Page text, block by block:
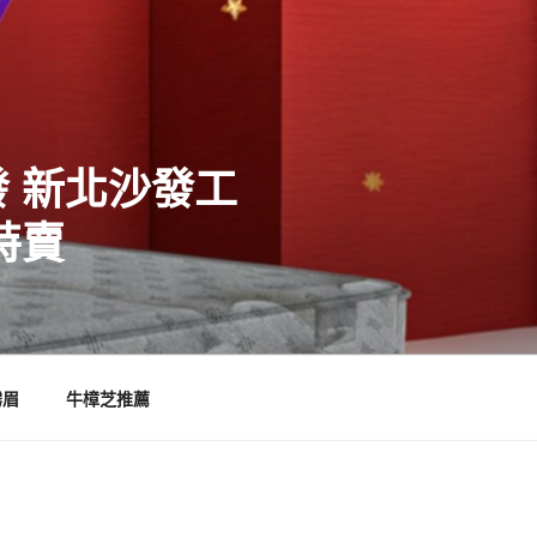
新北沙發工
賣
牛樟芝推薦